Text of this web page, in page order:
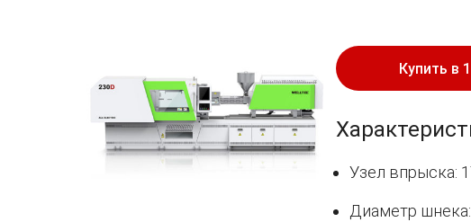
Купить в
Узел впрыска:
Диаметр